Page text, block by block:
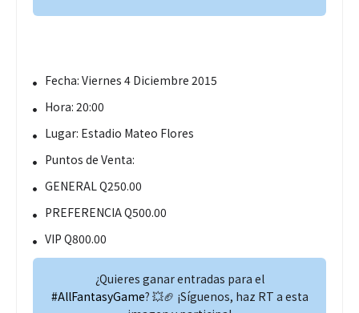
Fecha: Viernes 4 Diciembre 2015
Hora: 20:00
Lugar: Estadio Mateo Flores
Puntos de Venta:
GENERAL Q250.00
PREFERENCIA Q500.00
VIP Q800.00
¿Quieres ganar entradas para el
#AllFantasyGame? 💥🏈 ¡Síguenos, haz RT a esta